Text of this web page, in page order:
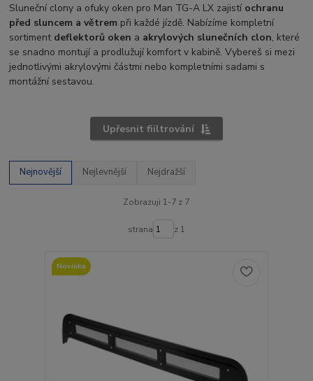
Sluneční clony a ofuky oken pro Man TG-A LX zajistí ochranu
před sluncem a větrem při každé jízdě. Nabízíme kompletní
sortiment deflektorů oken a akrylových slunečních clon, které
se snadno montují a prodlužují komfort v kabině. Vybereš si mezi
jednotlivými akrylovými částmi nebo kompletními sadami s
montážní sestavou.
Upřesnit fiiltrování
Nejnovější Nejlevnější Nejdražší
Zobrazuji 1-7 z 7
strana z 1
Novinka